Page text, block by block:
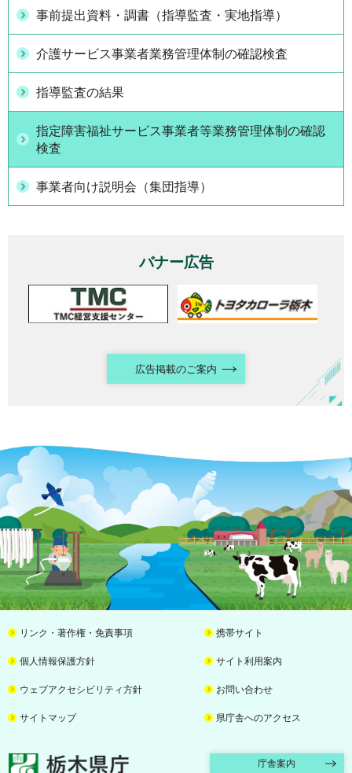
事前提出資料・調書（指導監査・実地指導）
介護サービス事業者業務管理体制の確認検査
指導監査の結果
指定障害福祉サービス事業者等業務管理体制の確認
検査
事業者向け説明会（集団指導）
バナー広告
広告掲載のご案内
リンク・著作権・免責事項 携帯サイト
個人情報保護方針 サイト利用案内
ウェブアクセシビリティ方針 お問い合わせ
サイトマップ 県庁舎へのアクセス
栃木県庁 庁舎案内